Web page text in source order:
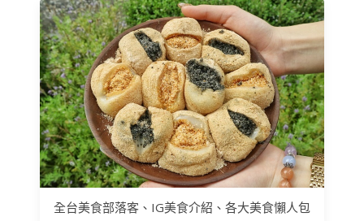
全台美食部落客、IG美食介紹、各大美食懶人包